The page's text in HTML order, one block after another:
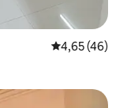
Évaluation
4,65 (46)